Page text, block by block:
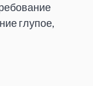
глупое,